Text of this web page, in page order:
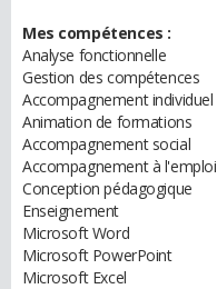
Mes compétences :
Analyse fonctionnelle
Gestion des compétences
Accompagnement individuel
Animation de formations
Accompagnement social
Accompagnement à l'emploi
Conception pédagogique
Enseignement
Microsoft Word
Microsoft PowerPoint
Microsoft Excel